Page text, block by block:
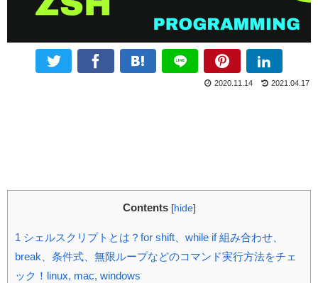
2021.04.17
2020.11.14
Contents [hide]
1 シェルスクリプトとは？for shift、while if 組み合わせ、
break、条件式、無限ループなどのコマンド実行方法をチェ
ック！linux, mac, windows